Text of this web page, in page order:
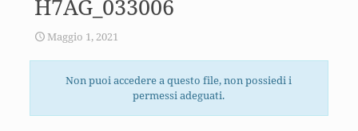
H7AG_033006
Maggio 1, 2021
Non puoi accedere a questo file, non possiedi i
permessi adeguati.